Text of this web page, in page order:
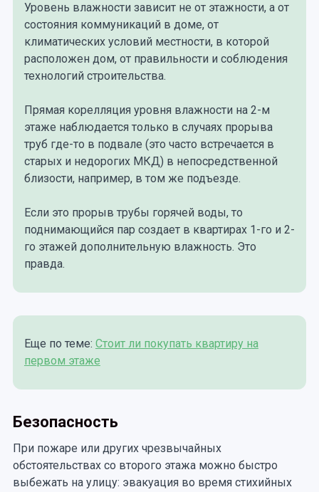
Уровень влажности зависит не от этажности, а от
состояния коммуникаций в доме, от
климатических условий местности, в которой
расположен дом, от правильности и соблюдения
технологий строительства.
Прямая корелляция уровня влажности на 2-м
этаже наблюдается только в случаях прорыва
труб где-то в подвале (это часто встречается в
старых и недорогих МКД) в непосредственной
близости, например, в том же подъезде.
Если это прорыв трубы горячей воды, то
поднимающийся пар создает в квартирах 1-го и 2-
го этажей дополнительную влажность. Это
правда.
Еще по теме: Стоит ли покупать квартиру на
первом этаже
Безопасность
При пожаре или других чрезвычайных
обстоятельствах со второго этажа можно быстро
выбежать на улицу: эвакуация во время стихийных